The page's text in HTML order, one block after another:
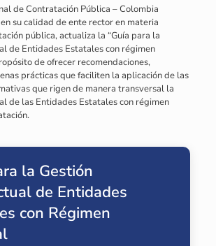
de Contratación Pública – Colombia
su calidad de ente rector en materia
pública, actualiza la “Guía para la
de Entidades Estatales con régimen
de ofrecer recomendaciones,
prácticas que faciliten la aplicación de las
que rigen de manera transversal la
de las Entidades Estatales con régimen
la Gestión
de Entidades
con Régimen